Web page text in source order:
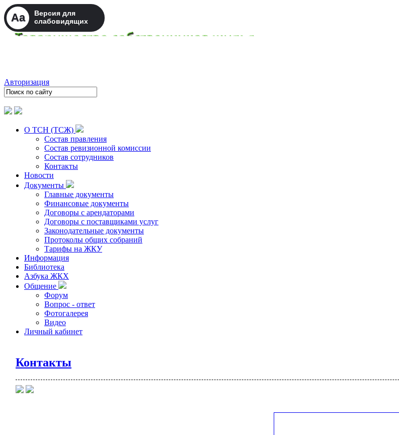
Aa
Версия для
слабовидящих
Авторизация
О ТСН (ТСЖ)
Состав правления
Состав ревизионной комиссии
Состав сотрудников
Контакты
Новости
Документы
Главные документы
Финансовые документы
Договоры с арендаторами
Договоры с поставщиками услуг
Законодательные документы
Протоколы общих собраний
Тарифы на ЖКУ
Информация
Библиотека
Азбука ЖКХ
Общение
Форум
Вопрос - ответ
Фотогалерея
Видео
Личный кабинет
Контакты